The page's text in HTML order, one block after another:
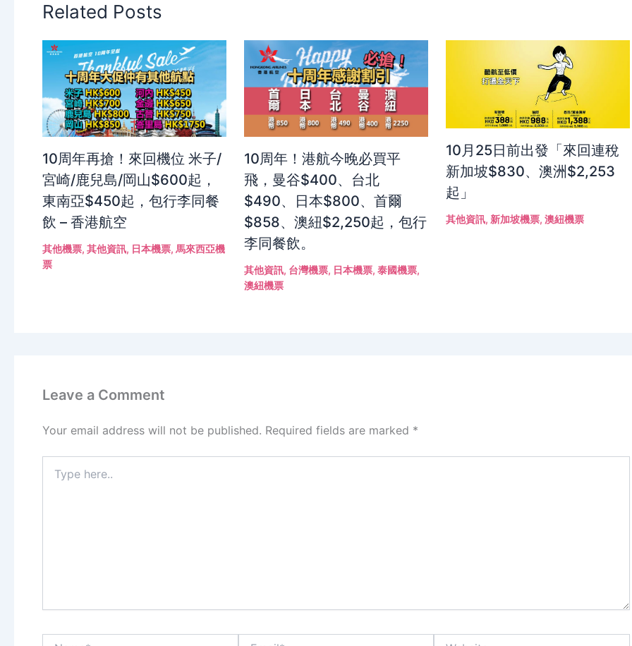
Related Posts
10周年再搶！來回機位 米子/
宮崎/鹿兒島/岡山$600起，
東南亞$450起，包行李同餐
飲 – 香港航空
其他機票, 其他資訊, 日本機票, 馬來西亞機
票
10周年！港航今晚必買平
飛，曼谷$400、台北
$490、日本$800、首爾
$858、澳紐$2,250起，包行
李同餐飲。
其他資訊, 台灣機票, 日本機票, 泰國機票,
澳紐機票
10月25日前出發「來回連稅
新加坡$830、澳洲$2,253
起」
其他資訊, 新加坡機票, 澳紐機票
Leave a Comment
Your email address will not be published. Required fields are marked *
here..